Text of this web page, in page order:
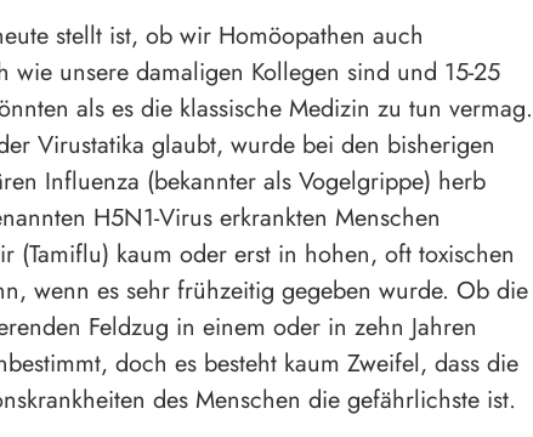
stellt ist, ob wir Homöopathen auch
wie unsere damaligen Kollegen sind und 15-25
als es die klassische Medizin zu tun vermag.
Virustatika glaubt, wurde bei den bisherigen
Influenza (bekannter als Vogelgrippe) herb
H5N1-Virus erkrankten Menschen
(Tamiflu) kaum oder erst in hohen, oft toxischen
wenn es sehr frühzeitig gegeben wurde. Ob die
Feldzug in einem oder in zehn Jahren
doch es besteht kaum Zweifel, dass die
des Menschen die gefährlichste ist.